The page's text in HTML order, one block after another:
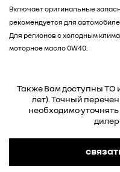
Включает оригинальные
рекомендуется для
Для регионов с холодным
моторное масло 0W40.
Также Вам доступны ТО
лет). Точный
необходимо